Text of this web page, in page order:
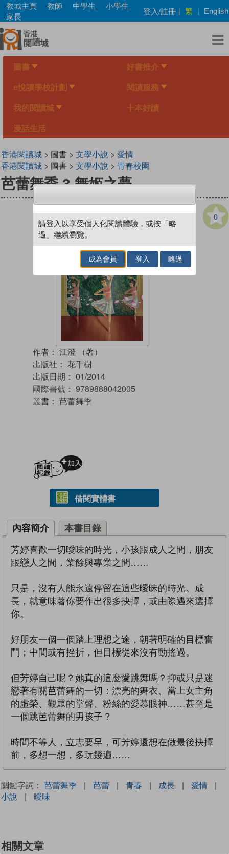
Skip
main
content
教城主頁 教師 中學生
小學生
家長
登入/註冊 | 繁 | English
圖書 好書推介
e悅讀學校計劃 閱讀服務
我的閱讀城 十本好讀
漫話生活
香港閱讀城> 圖書 > 文學小說 > 愛情
香港閱讀城> 圖書 > 文學小說 > 青春校園
芭蕾舞季 3 舞姬之夢
0
作者： 江澄 （著）
出版社： 花千樹
出版日期： 01/2014
國際書號： 9789888042005
叢書： 芭蕾舞季
借閱實體書
內容簡介 本書目錄
芳婷喜歡一切曖味的時光，小孩跟成人之間，朋友
跟戀人之間，業餘與專業之間……
只是，沒有人能永遠停留在這些曖昧的時光。成
長，就意味著你要作出很多抉擇，或由際遇來選擇
你。
好朋友一個一個踏上理想之途，朝著明確的目標奮
鬥；中間或有挫折，但目標從來沒有動搖過。
但芳婷自己呢？她真的這麼愛跳舞嗎？抑或只是迷
戀著有關芭蕾舞的一切：漂亮的舞衣、當上女主角
的虛榮、觀眾的掌聲、粉絲的愛慕眼神……甚至是
一個跳芭蕾舞的男孩子？
時間不等人，立志要早，可芳婷還想在做最後抉擇
前，多想一想，多玩幾遍……
關鍵字詞： 芭蕾舞季 | 芭蕾 | 青春 | 成長 | 愛情
|
小說
| 曖味
相關文章
請登入以享受個人化閱讀體驗，或按「略
過」繼續瀏覽。
成為會員 登入 略過